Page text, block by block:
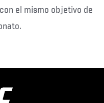
el mismo objetivo de